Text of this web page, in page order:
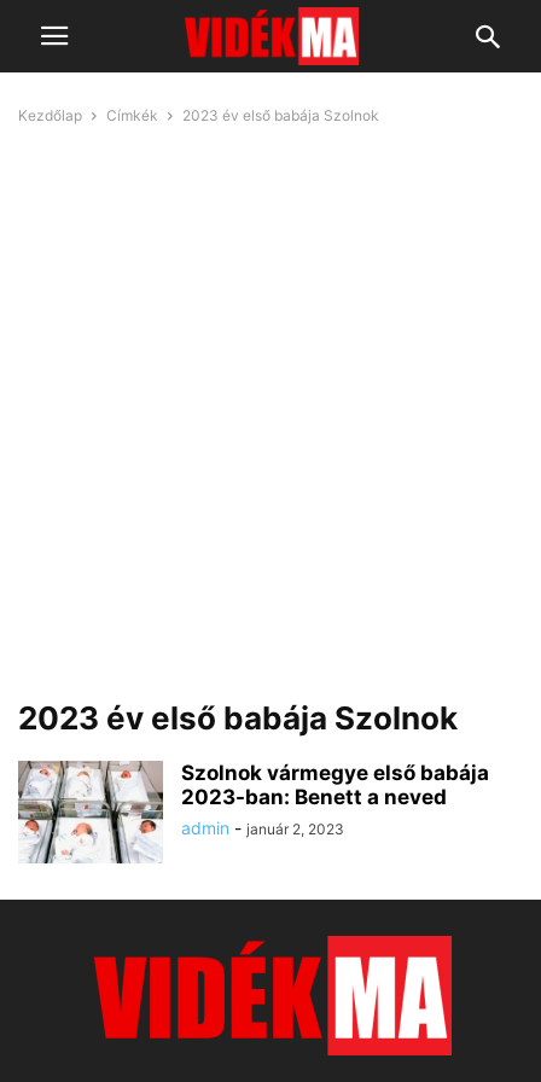
Kezdőlap Címkék 2023 év első babája Szolnok
2023 év első babája Szolnok
Szolnok vármegye első babája
2023-ban: Benett a neved
admin - január 2, 2023